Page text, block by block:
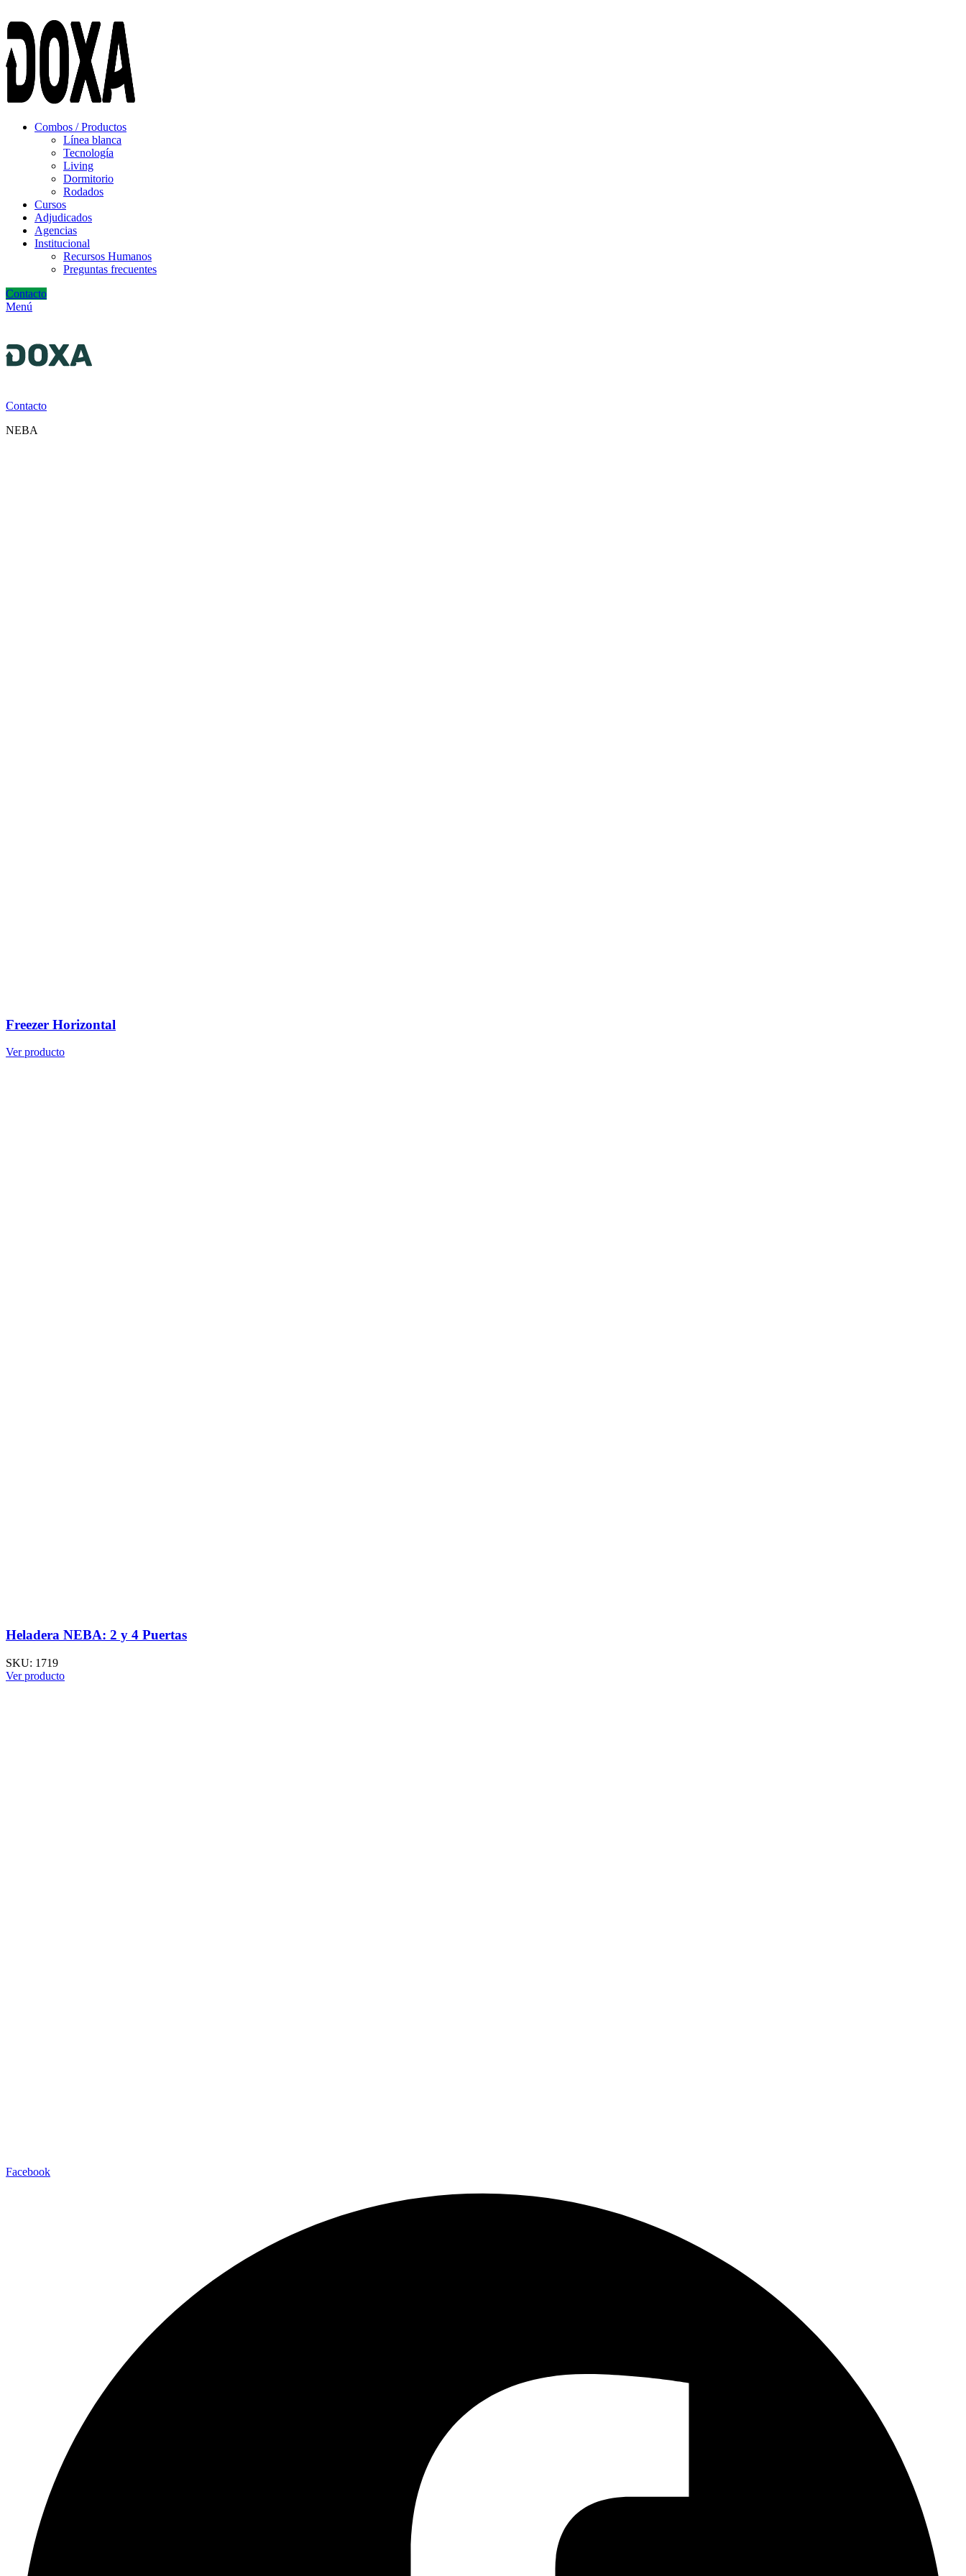
Combos / Productos
Línea blanca
Tecnología
Living
Dormitorio
Rodados
Cursos
Adjudicados
Agencias
Institucional
Recursos Humanos
Preguntas frecuentes
Contacto
Menú
Contacto
NEBA
Freezer Horizontal
Ver producto
Heladera NEBA: 2 y 4 Puertas
SKU: 1719
Ver producto
Facebook